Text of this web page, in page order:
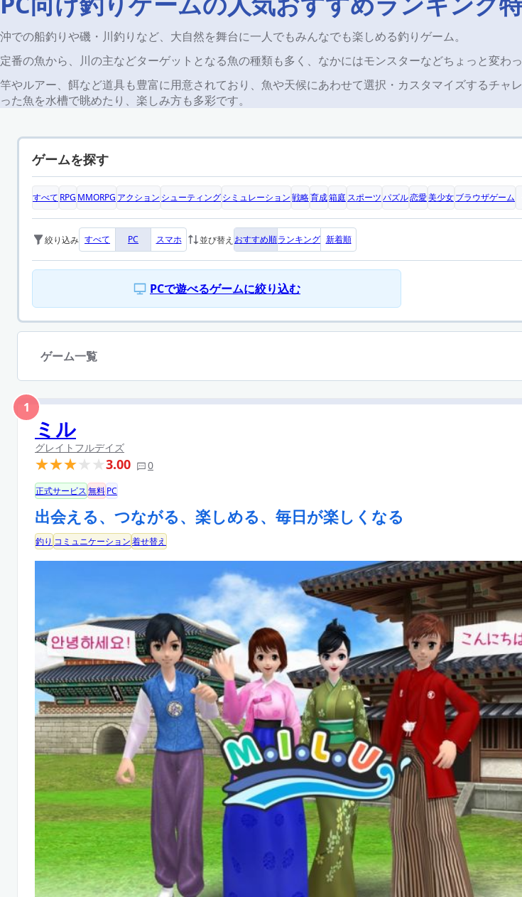
沖での船釣りや磯・川釣りなど、大自然を舞台に一人でもみんなでも楽しめる釣りゲーム。
定番の魚から、川の主などターゲットとなる魚の種類も多く、なかにはモンスターなどちょっと変わ
竿やルアー、餌など道具も豊富に用意されており、魚や天候にあわせて選択・カスタマイズするチャ
った魚を水槽で眺めたり、楽しみ方も多彩です。
ゲームを探す
すべて RPG MMORPG アクション シューティングシミュレーション戦略育成箱庭 スポーツパズル恋愛美少女ブラウザゲーム
絞り込み すべて PC スマホ 並び替え おすすめ順ランキング 新着順
PCで遊べるゲームに絞り込む
ゲーム一覧
ミル
グレイトフルデイズ
3.00 0
1
正式サービス無料PC
出会える、つながる、楽しめる、毎日が楽しくなる
釣り コミュニケーション着せ替え